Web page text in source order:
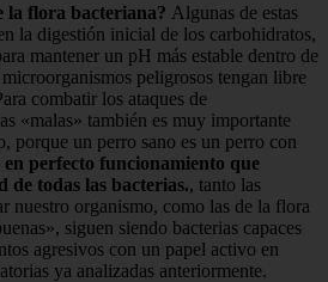
la flora bacteriana? Algunas de estas
la digestión inicial de los carbohidratos,
mantener un pH más estable dentro de
peligrosos tengan libre
combatir los ataques de
«malas» también es muy importante
porque un perro sano es un perro con
perfecto funcionamiento que
de todas las bacterias., tanto las
nuestro organismo, como las de la flora
siguen siendo bacterias capaces
agresivos con un papel activo en
ya analizadas anteriormente.